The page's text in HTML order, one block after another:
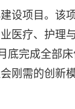
设项目。该
医疗、护理
底完成全部
刚需的创新